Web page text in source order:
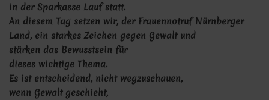
in der Sparkasse Lauf statt.
An diesem Tag setzen wir, der Frauennotruf Nürnberger
Land, ein starkes Zeichen gegen Gewalt und
stärken das Bewusstsein für
dieses wichtige Thema.
Es ist entscheidend, nicht wegzuschauen,
wenn Gewalt geschieht,